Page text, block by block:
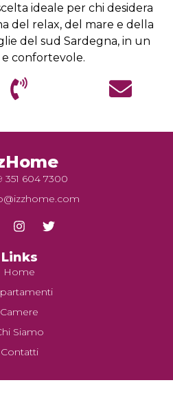
ideale per chi desidera
del relax, del mare e della
del sud Sardegna, in un
confortevole.
351 604 7300
Links
Home
Camere
Siamo
Contatti